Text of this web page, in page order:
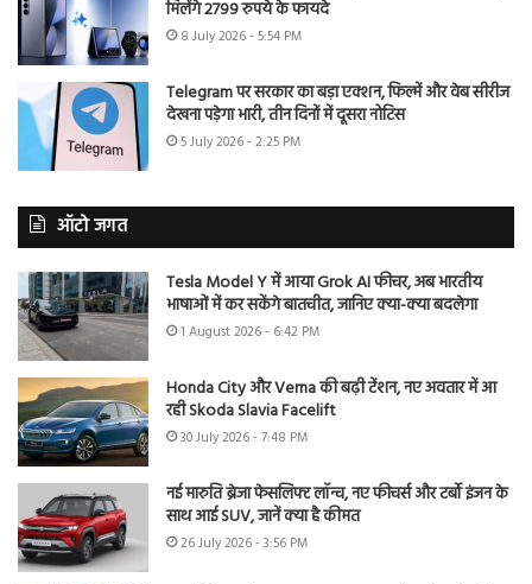
मिलेंगे 2799 रुपये के फायदे
8 July 2026 - 5:54 PM
Telegram पर सरकार का बड़ा एक्शन, फिल्में और वेब सीरीज
देखना पड़ेगा भारी, तीन दिनों में दूसरा नोटिस
5 July 2026 - 2:25 PM
ऑटो जगत
Tesla Model Y में आया Grok AI फीचर, अब भारतीय
भाषाओं में कर सकेंगे बातचीत, जानिए क्या-क्या बदलेगा
1 August 2026 - 6:42 PM
Honda City और Verna की बढ़ी टेंशन, नए अवतार में आ
रही Skoda Slavia Facelift
30 July 2026 - 7:48 PM
नई मारुति ब्रेजा फेसलिफ्ट लॉन्च, नए फीचर्स और टर्बो इंजन के
साथ आई SUV, जानें क्या है कीमत
26 July 2026 - 3:56 PM